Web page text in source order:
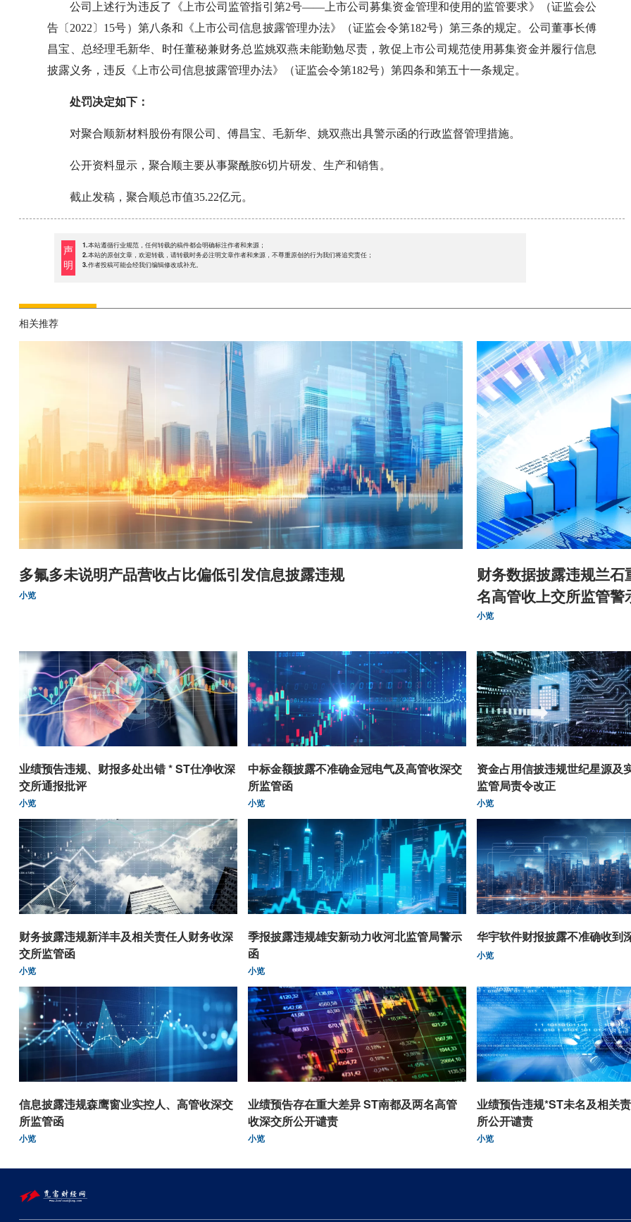
公司上述行为违反了《上市公司监管指引第2号——上市公司募集资金管理和使用的监管要求》（证监会公
告〔2022〕15号）第八条和《上市公司信息披露管理办法》（证监会令第182号）第三条的规定。公司董事长傅
昌宝、总经理毛新华、时任董秘兼财务总监姚双燕未能勤勉尽责，敦促上市公司规范使用募集资金并履行信息
披露义务，违反《上市公司信息披露管理办法》（证监会令第182号）第四条和第五十一条规定。
处罚决定如下：
对聚合顺新材料股份有限公司、傅昌宝、毛新华、姚双燕出具警示函的行政监督管理措施。
公开资料显示，聚合顺主要从事聚酰胺6切片研发、生产和销售。
截止发稿，聚合顺总市值35.22亿元。
声
明
1.本站遵循行业规范，任何转载的稿件都会明确标注作者和来源；
2.本站的原创文章，欢迎转载，请转载时务必注明文章作者和来源，不尊重原创的行为我们将追究责任；
3.作者投稿可能会经我们编辑修改或补充。
相关推荐
多氟多未说明产品营收占比偏低引发信息披露违规
小览
财务数据披露违规兰石
名高管收上交所监管警
小览
业绩预告违规、财报多处出错 * ST仕净收深
交所通报批评
小览
中标金额披露不准确金冠电气及高管收深交
所监管函
小览
资金占用信披违规世纪星源及
监管局责令改正
小览
财务披露违规新洋丰及相关责任人财务收深
交所监管函
小览
季报披露违规雄安新动力收河北监管局警示
函
小览
华宇软件财报披露不准确收到
小览
信息披露违规森鹰窗业实控人、高管收深交
所监管函
小览
业绩预告存在重大差异 ST南都及两名高管
收深交所公开谴责
小览
业绩预告违规*ST未名及相关
所公开谴责
小览